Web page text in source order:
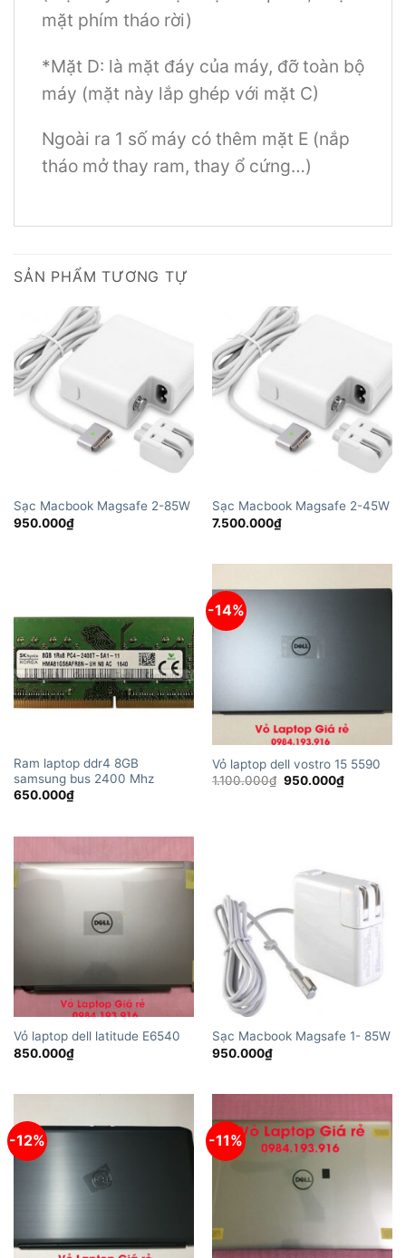
mặt phím tháo rời)
*Mặt D: là mặt đáy của máy, đỡ toàn bộ
máy (mặt này lắp ghép với mặt C)
Ngoài ra 1 số máy có thêm mặt E (nắp
tháo mở thay ram, thay ổ cứng…)
SẢN PHẨM TƯƠNG TỰ
Sạc Macbook Magsafe 2-85W
950.000₫
Sạc Macbook Magsafe 2-45W
7.500.000₫
Ram laptop ddr4 8GB
samsung bus 2400 Mhz
650.000₫
-14%
Vỏ laptop dell vostro 15 5590
1.100.000₫ Giá
950.000₫Giá
hiện
Vỏ laptop dell latitude E6540
850.000₫
Sạc Macbook Magsafe 1- 85W
950.000₫
-12% -11%